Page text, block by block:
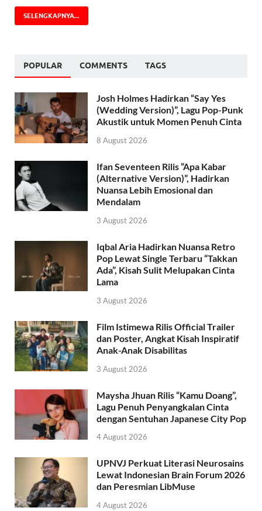
SELENGKAPNYA...
POPULAR COMMENTS TAGS
Josh Holmes Hadirkan “Say Yes
(Wedding Version)”, Lagu Pop-Punk
Akustik untuk Momen Penuh Cinta
8 August 2026
Ifan Seventeen Rilis “Apa Kabar
(Alternative Version)”, Hadirkan
Nuansa Lebih Emosional dan
Mendalam
3 August 2026
Iqbal Aria Hadirkan Nuansa Retro
Pop Lewat Single Terbaru “Takkan
Ada”, Kisah Sulit Melupakan Cinta
Lama
3 August 2026
Film Istimewa Rilis Official Trailer
dan Poster, Angkat Kisah Inspiratif
Anak-Anak Disabilitas
3 August 2026
Maysha Jhuan Rilis “Kamu Doang”,
Lagu Penuh Penyangkalan Cinta
dengan Sentuhan Japanese City Pop
4 August 2026
UPNVJ Perkuat Literasi Neurosains
Lewat Indonesian Brain Forum 2026
dan Peresmian LibMuse
4 August 2026